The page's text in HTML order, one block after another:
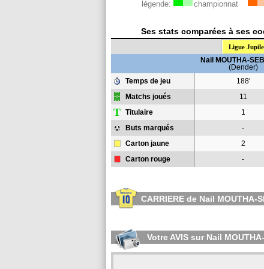
légende: championnat
Ses stats comparées à ses
Ligue
Nail MOUTHA-
(Dender)
Temps de jeu
188'
Matchs joués 11
T Titulaire 1
Buts marqués -
Carton jaune 2
Carton rouge -
CARRIERE de Nail MOUTHA-
Votre AVIS sur Nail